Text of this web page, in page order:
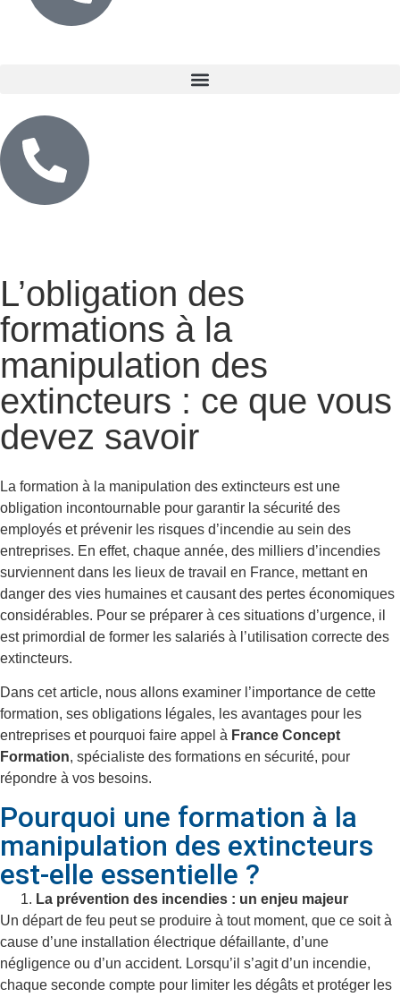
L’obligation des
formations à la
manipulation des
extincteurs : ce que vous
devez savoir
La formation à la manipulation des extincteurs est une
obligation incontournable pour garantir la sécurité des
employés et prévenir les risques d’incendie au sein des
entreprises. En effet, chaque année, des milliers d’incendies
surviennent dans les lieux de travail en France, mettant en
danger des vies humaines et causant des pertes économiques
considérables. Pour se préparer à ces situations d’urgence, il
est primordial de former les salariés à l’utilisation correcte des
extincteurs.
Dans cet article, nous allons examiner l’importance de cette
formation, ses obligations légales, les avantages pour les
entreprises et pourquoi faire appel à France Concept
Formation, spécialiste des formations en sécurité, pour
répondre à vos besoins.
Pourquoi une formation à la
manipulation des extincteurs
est-elle essentielle ?
La prévention des incendies : un enjeu majeur
Un départ de feu peut se produire à tout moment, que ce soit à
cause d’une installation électrique défaillante, d’une
négligence ou d’un accident. Lorsqu’il s’agit d’un incendie,
chaque seconde compte pour limiter les dégâts et protéger les